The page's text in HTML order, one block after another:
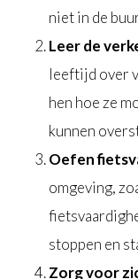
niet in de
Leer de
leeftijd over
hen hoe ze
kunnen
Oefen
omgeving,
stoppen en
Zorg voor